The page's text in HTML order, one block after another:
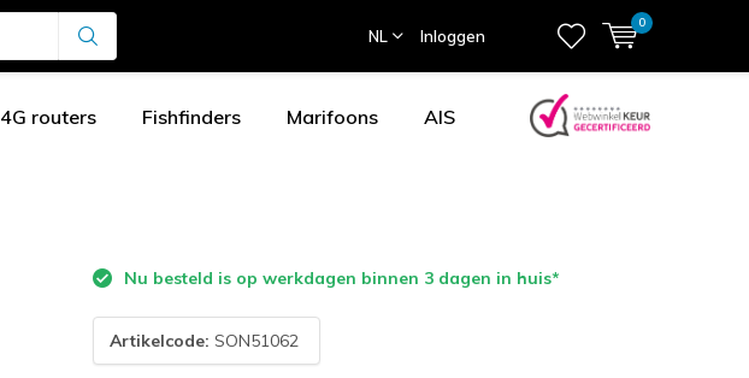
NL Inloggen
0
4G routers Fishfinders Marifoons AIS
Nu besteld is op werkdagen binnen 3 dagen in huis*
Artikelcode: SON51062